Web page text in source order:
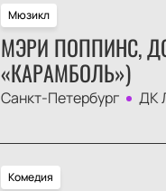
Мюзикл
МЭРИ ПОППИНС,
«КАРАМБОЛЬ»)
Санкт-Петербург ДК
Комедия